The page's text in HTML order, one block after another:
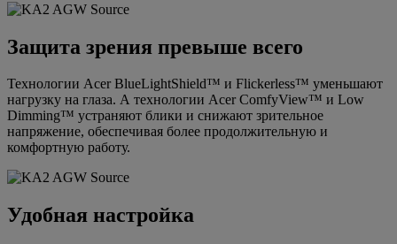
Защита зрения превыше всего
Технологии Acer BlueLightShield™ и Flickerless™ уменьшают
нагрузку на глаза. А технологии Acer ComfyView™ и Low
Dimming™ устраняют блики и снижают зрительное
напряжение, обеспечивая более продолжительную и
комфортную работу.
Удобная настройка